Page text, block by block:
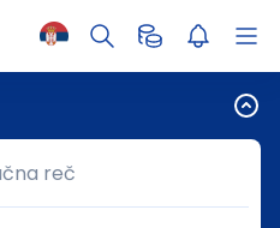
reč
reč